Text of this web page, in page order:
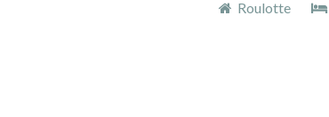
Roulotte